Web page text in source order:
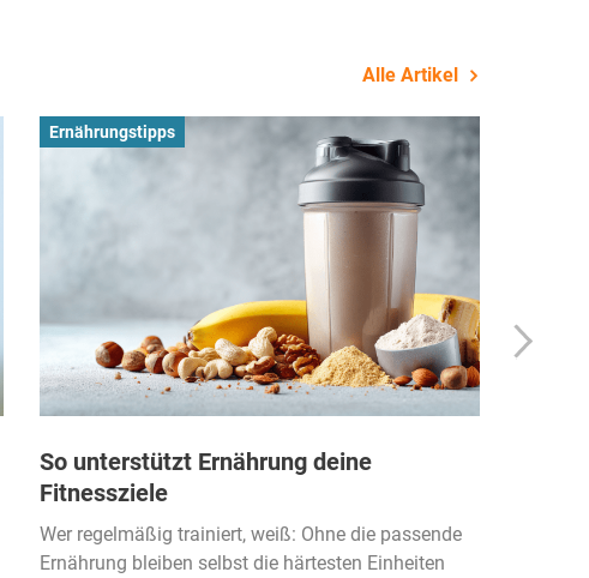
Alle Artikel
Ernährungstipps
So unterstützt Ernährung deine
Fitnessziele
Wer regelmäßig trainiert, weiß: Ohne die passende
Ernährung bleiben selbst die härtesten Einheiten